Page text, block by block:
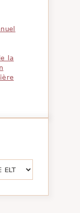
la